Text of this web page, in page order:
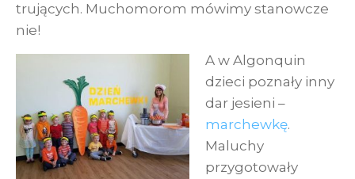
trujących. Muchomorom mówimy stanowcze
nie!
A w Algonquin
dzieci poznały inny
dar jesieni –
marchewkę.
Maluchy
przygotowały